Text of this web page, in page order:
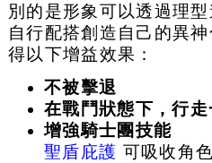
別的是形象可以透過理
自行配搭創造自己的異
得以下增益效果：
不被擊退
在戰鬥狀態下，行
增強騎士團技能
聖盾庇護 可吸收角